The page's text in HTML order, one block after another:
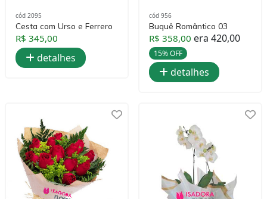
cód 2095
Cesta com Urso e Ferrero
R$ 345,00
detalhes
cód 956
Buquê Romântico 03
R$ 358,00 era 420,00
15% OFF
detalhes